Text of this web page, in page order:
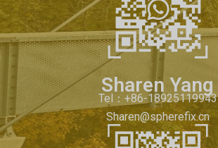
Sharen Yang
Tel：+86-18925119943
Sharen@spherefix.cn